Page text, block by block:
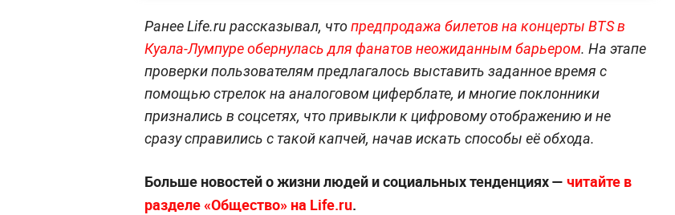
Ранее Life.ru рассказывал, чтопредпродажа билетов на концерты BTS в
Куала-Лумпуре обернулась для фанатов неожиданным барьером. На этапе
проверки пользователям предлагалось выставить заданное время с
помощью стрелок на аналоговом циферблате, и многие поклонники
признались в соцсетях, что привыкли к цифровому отображению и не
сразу справились с такой капчей, начав искать способы её обхода.
Больше новостей о жизни людей и социальных тенденциях — читайте в
разделе «Общество» на Life.ru.